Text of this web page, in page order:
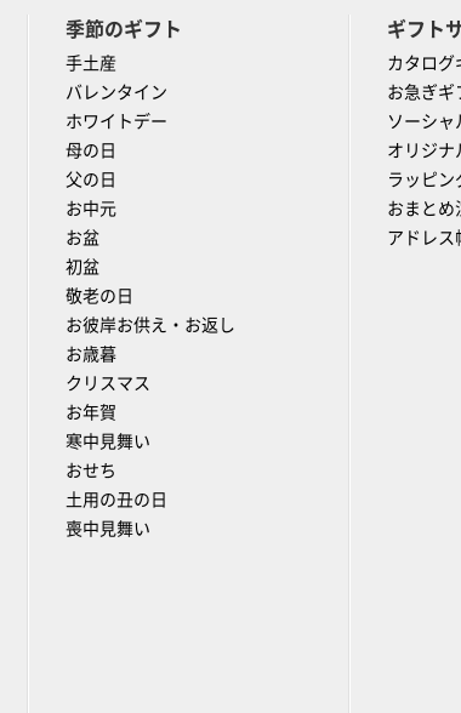
季節のギフト
手土産
バレンタイン
ホワイトデー
母の日
父の日
お中元
お盆
初盆
敬老の日
お彼岸お供え・お返し
お歳暮
クリスマス
お年賀
寒中見舞い
おせち
土用の丑の日
喪中見舞い
ギフト
カタログ
お急ぎギ
ソーシャ
オリジナ
ラッピン
おまとめ
アドレス